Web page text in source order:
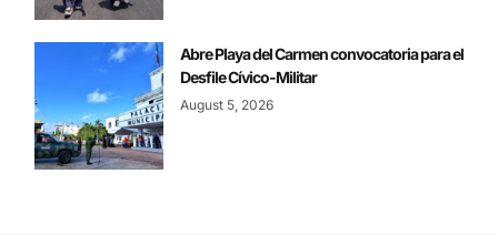
Abre Playa del Carmen convocatoria para el
Desfile Cívico-Militar
August 5, 2026